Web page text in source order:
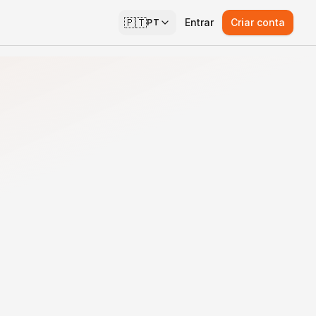
🇵🇹PT Entrar Criar conta